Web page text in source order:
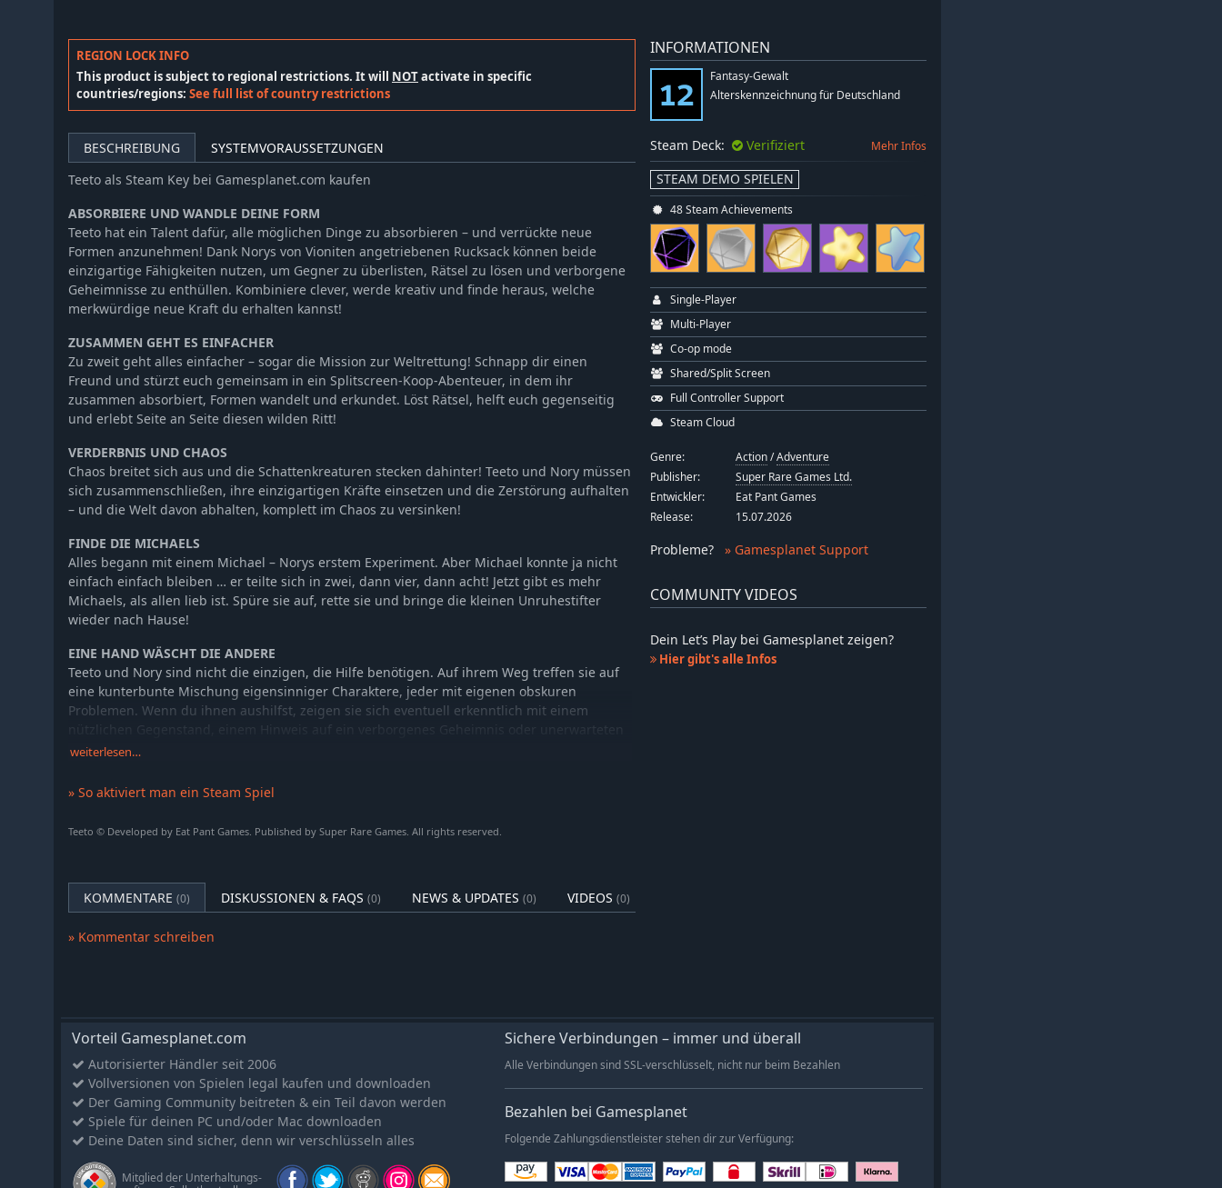
REGION LOCK INFO
This product is subject to regional restrictions. It will NOTactivate in specific
countries/regions: See full list of country restrictions
BESCHREIBUNG
SYSTEMVORAUSSETZUNGEN
Teeto als Steam Key bei Gamesplanet.com kaufen
ABSORBIERE UND WANDLE DEINE FORM
Teeto hat ein Talent dafür, alle möglichen Dinge zu absorbieren – und verrückte neue
Formen anzunehmen! Dank Norys von Vioniten angetriebenen Rucksack können beide
einzigartige Fähigkeiten nutzen, um Gegner zu überlisten, Rätsel zu lösen und verborgene
Geheimnisse zu enthüllen. Kombiniere clever, werde kreativ und finde heraus, welche
merkwürdige neue Kraft du erhalten kannst!
ZUSAMMEN GEHT ES EINFACHER
Zu zweit geht alles einfacher – sogar die Mission zur Weltrettung! Schnapp dir einen
Freund und stürzt euch gemeinsam in ein Splitscreen-Koop-Abenteuer, in dem ihr
zusammen absorbiert, Formen wandelt und erkundet. Löst Rätsel, helft euch gegenseitig
und erlebt Seite an Seite diesen wilden Ritt!
VERDERBNIS UND CHAOS
Chaos breitet sich aus und die Schattenkreaturen stecken dahinter! Teeto und Nory müssen
sich zusammenschließen, ihre einzigartigen Kräfte einsetzen und die Zerstörung aufhalten
– und die Welt davon abhalten, komplett im Chaos zu versinken!
FINDE DIE MICHAELS
Alles begann mit einem Michael – Norys erstem Experiment. Aber Michael konnte ja nicht
einfach einfach bleiben … er teilte sich in zwei, dann vier, dann acht! Jetzt gibt es mehr
Michaels, als allen lieb ist. Spüre sie auf, rette sie und bringe die kleinen Unruhestifter
wieder nach Hause!
EINE HAND WÄSCHT DIE ANDERE
Teeto und Nory sind nicht die einzigen, die Hilfe benötigen. Auf ihrem Weg treffen sie auf
eine kunterbunte Mischung eigensinniger Charaktere, jeder mit eigenen obskuren
Problemen. Wenn du ihnen aushilfst, zeigen sie sich eventuell erkenntlich mit einem
nützlichen Gegenstand, einem Hinweis auf ein verborgenes Geheimnis oder unerwarteten
Fähigkeiten.
Teeto kann verschiedene witzig und modische Kostüme freischalten, von unfassbar cool bis
dass man dabei nicht auch etwas auf das Äußere achten kann.
weiterlesen…
» So aktiviert man ein Steam Spiel
Teeto © Developed by Eat Pant Games. Published by Super Rare Games. All rights reserved.
KOMMENTARE (0) DISKUSSIONEN & FAQS (0) NEWS & UPDATES (0) VIDEOS (0)
» Kommentar schreiben
INFORMATIONEN
Fantasy-Gewalt
Alterskennzeichnung für Deutschland
Steam Deck: Verifiziert Mehr Infos
STEAM DEMO SPIELEN
48 Steam Achievements
Single-Player
Multi-Player
Co-op mode
Shared/Split Screen
Full Controller Support
Steam Cloud
Genre: Action/Adventure
Publisher:
Super Rare Games Ltd.
Entwickler:
Eat Pant Games
Release:
15.07.2026
Probleme? » Gamesplanet Support
COMMUNITY VIDEOS
Dein Let’s Play bei Gamesplanet zeigen?
Hier gibt's alle Infos
Vorteil Gamesplanet.com
Autorisierter Händler seit 2006
Vollversionen von Spielen legal kaufen und downloaden
Der Gaming Community beitreten & ein Teil davon werden
Spiele für deinen PC und/oder Mac downloaden
Deine Daten sind sicher, denn wir verschlüsseln alles
Mitglied der Unterhaltungs-
Sichere Verbindungen – immer und überall
Alle Verbindungen sind SSL-verschlüsselt, nicht nur beim Bezahlen
Bezahlen bei Gamesplanet
Folgende Zahlungsdienstleister stehen dir zur Verfügung: